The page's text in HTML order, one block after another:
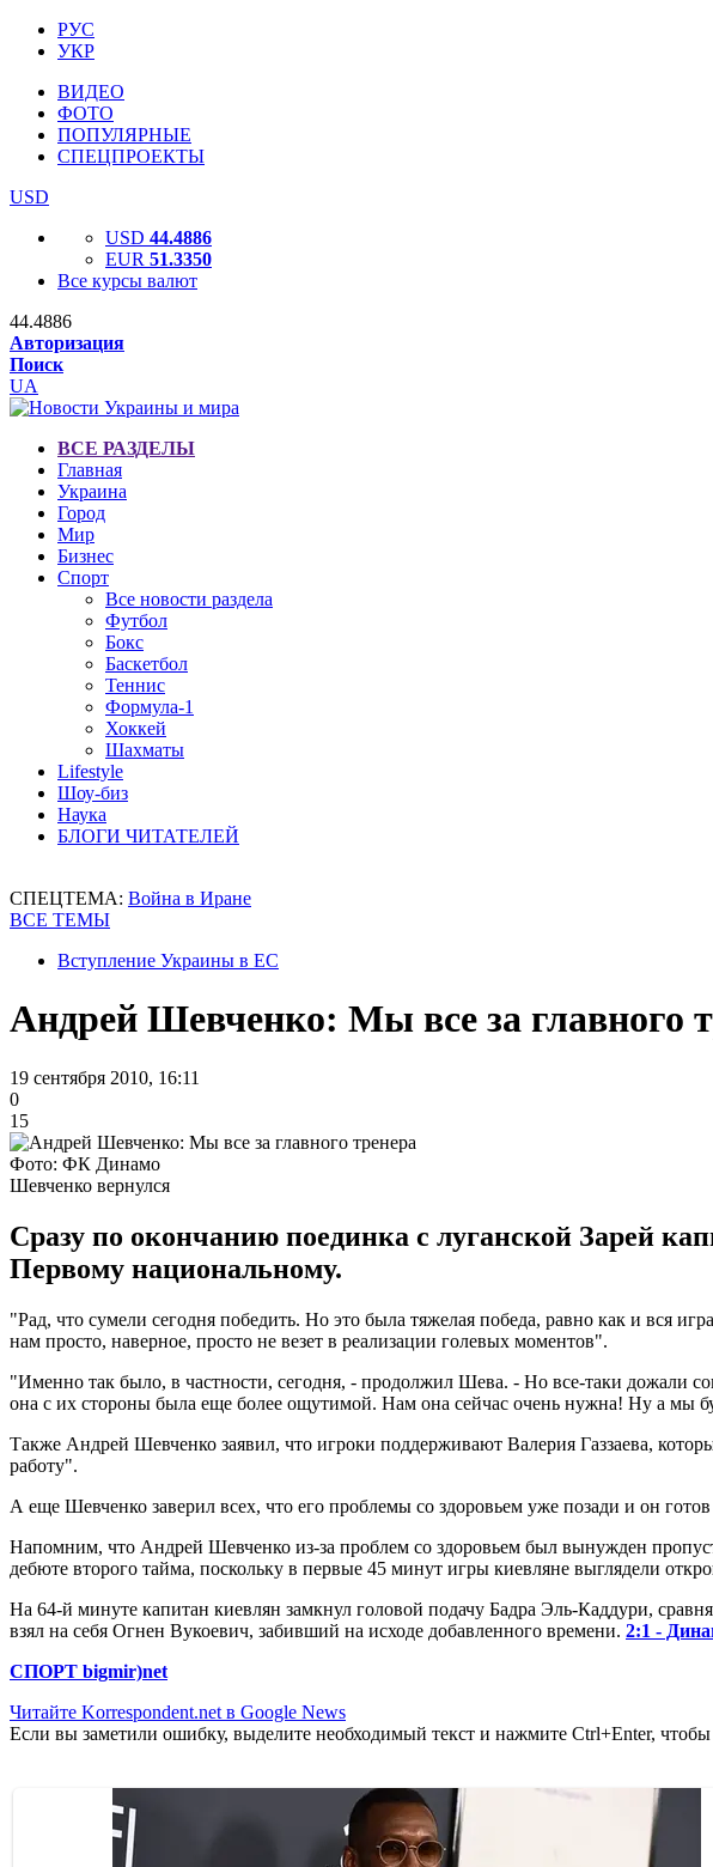
РУС
УКР
ВИДЕО
ФОТО
ПОПУЛЯРНЫЕ
СПЕЦПРОЕКТЫ
USD
USD 44.4886
EUR 51.3350
Все курсы валют
44.4886
Авторизация
Поиск
UA
ВСЕ РАЗДЕЛЫ
Главная
Украина
Город
Мир
Бизнес
Спорт
Все новости раздела
Футбол
Бокс
Баскетбол
Теннис
Формула-1
Хоккей
Шахматы
Lifestyle
Шоу-биз
Наука
БЛОГИ ЧИТАТЕЛЕЙ
СПЕЦТЕМА: Война в Иране
ВСЕ ТЕМЫ
Вступление Украины в ЕС
Андрей Шевченко: Мы все за главного
19 сентября 2010, 16:11
0
15
Фото: ФК Динамо
Шевченко вернулся
Сразу по окончанию поединка с луганской Зарей
Первому национальному.
"Рад, что сумели сегодня победить. Но это была тяжелая победа, равно как и вся
нам просто, наверное, просто не везет в реализации голевых моментов".
"Именно так было, в частности, сегодня, - продолжил Шева. - Но все-таки дожали
она с их стороны была еще более ощутимой. Нам она сейчас очень нужна! Ну а мы
Также Андрей Шевченко заявил, что игроки поддерживают Валерия Газзаева,
работу".
А еще Шевченко заверил всех, что его проблемы со здоровьем уже позади и он готов
Напомним, что Андрей Шевченко из-за проблем со здоровьем был вынужден
дебюте второго тайма, поскольку в первые 45 минут игры киевляне выглядели
На 64-й минуте капитан киевлян замкнул головой подачу Бадра Эль-Каддури,
взял на себя Огнен Вукоевич, забивший на исходе добавленного времени. 2:1 -
СПОРТ bigmir)net
Читайте Korrespondent.net в Google News
Если вы заметили ошибку, выделите необходимый текст и нажмите Ctrl+Enter,